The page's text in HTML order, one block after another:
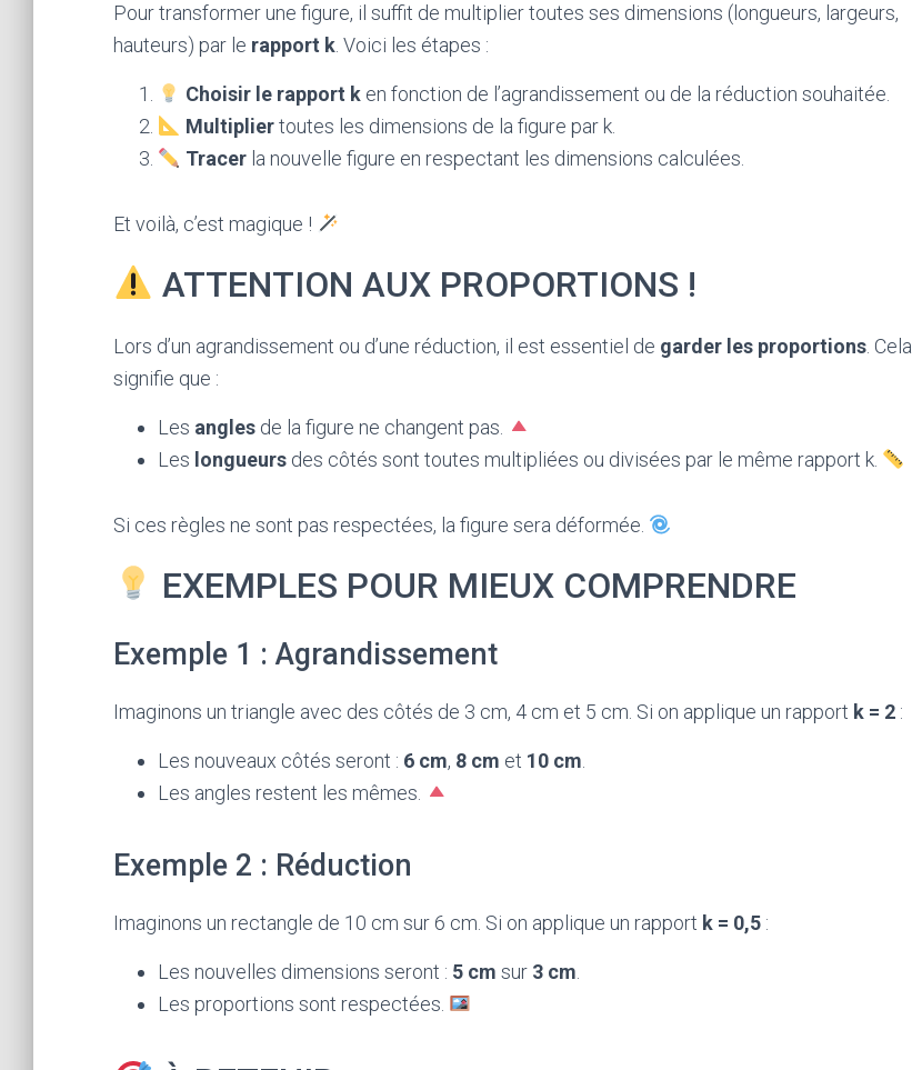
Pour transformer une figure, il suffit de multiplier toutes ses dimensions (longueurs, largeurs,
hauteurs) par le rapport k . Voici les étapes :
Choisir le rapport ken fonction de l’agrandissement ou de la réduction souhaitée.
Multipliertoutes les dimensions de la figure par k.
Tracerla nouvelle figure en respectant les dimensions calculées.
Et voilà, c’est magique !
ATTENTION AUX PROPORTIONS !
Lors d’un agrandissement ou d’une réduction, il est essentiel de garder les proportions . Cela
signifie que :
Les angles de la figure ne changent pas.
Les longueurs des côtés sont toutes multipliées ou divisées par le même rapport k.
Si ces règles ne sont pas respectées, la figure sera déformée.
EXEMPLES POUR MIEUX COMPRENDRE
Exemple 1 : Agrandissement
Imaginons un triangle avec des côtés de 3 cm, 4 cm et 5 cm. Si on applique un rapport k = 2 :
Les nouveaux côtés seront : 6 cm, 8 cm et 10 cm
Les angles restent les mêmes.
Exemple 2 : Réduction
Imaginons un rectangle de 10 cm sur 6 cm. Si on applique un rapport k = 0,5 :
Les nouvelles dimensions seront : 5 cm sur 3 cm
Les proportions sont respectées.